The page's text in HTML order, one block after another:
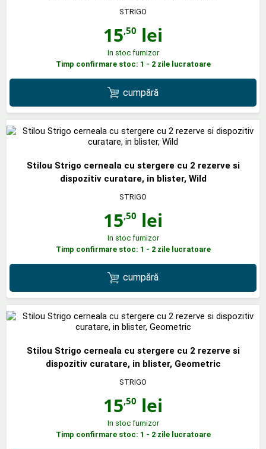
STRIGO
15,50 lei
In stoc furnizor
Timp confirmare stoc: 1 - 2 zile lucratoare
cumpără
Stilou Strigo cerneala cu stergere cu 2 rezerve si
dispozitiv curatare, in blister, Wild
STRIGO
15,50 lei
In stoc furnizor
Timp confirmare stoc: 1 - 2 zile lucratoare
cumpără
Stilou Strigo cerneala cu stergere cu 2 rezerve si
dispozitiv curatare, in blister, Geometric
STRIGO
15,50 lei
In stoc furnizor
Timp confirmare stoc: 1 - 2 zile lucratoare